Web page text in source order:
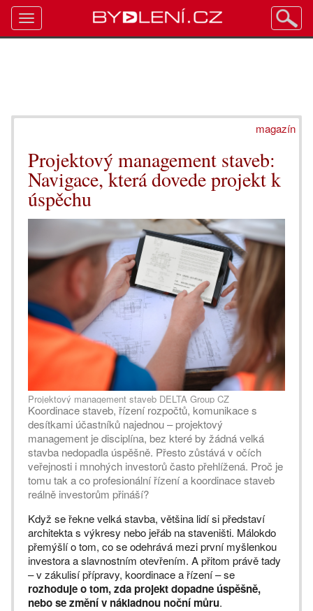
magazín
Projektový management staveb:
Navigace, která dovede projekt k
úspěchu
Projektový management staveb DELTA Group CZ
Koordinace staveb, řízení rozpočtů, komunikace s
desítkami účastníků najednou – projektový
management je disciplína, bez které by žádná velká
stavba nedopadla úspěšně. Přesto zůstává v očích
veřejnosti i mnohých investorů často přehlížená. Proč je
tomu tak a co profesionální řízení a koordinace staveb
reálně investorům přináší?
Když se řekne velká stavba, většina lidí si představí
architekta s výkresy nebo jeřáb na staveništi. Málokdo
přemýšlí o tom, co se odehrává mezi první myšlenkou
investora a slavnostním otevřením. A přitom právě tady
– v zákulisí přípravy, koordinace a řízení – se
rozhoduje o tom, zda projekt dopadne úspěšně,
nebo se změní v nákladnou noční můru.
Toggle
navigation